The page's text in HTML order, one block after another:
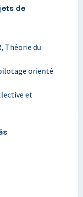
de
Théorie du
orienté
et